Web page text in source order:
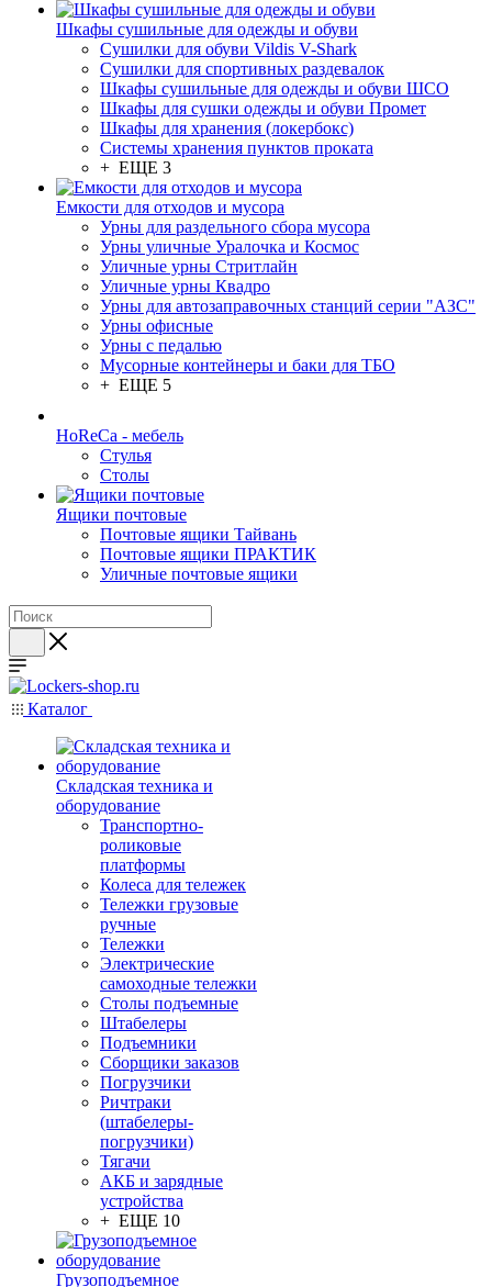
Шкафы сушильные для одежды и обуви
Сушилки для обуви Vildis V-Shark
Сушилки для спортивных раздевалок
Шкафы сушильные для одежды и обуви ШСО
Шкафы для сушки одежды и обуви Промет
Шкафы для хранения (локербокс)
Системы хранения пунктов проката
+ ЕЩЕ 3
Емкости для отходов и мусора
Урны для раздельного сбора мусора
Урны уличные Уралочка и Космос
Уличные урны Стритлайн
Уличные урны Квадро
Урны для автозаправочных станций серии "АЗС"
Урны офисные
Урны с педалью
Мусорные контейнеры и баки для ТБО
+ ЕЩЕ 5
HoReCa - мебель
Стулья
Столы
Ящики почтовые
Почтовые ящики Тайвань
Почтовые ящики ПРАКТИК
Уличные почтовые ящики
Каталог
Складская техника и
оборудование
Транспортно-
роликовые
платформы
Колеса для тележек
Тележки грузовые
ручные
Тележки
Электрические
самоходные тележки
Столы подъемные
Штабелеры
Подъемники
Сборщики заказов
Погрузчики
Ричтраки
(штабелеры-
погрузчики)
Тягачи
АКБ и зарядные
устройства
+ ЕЩЕ 10
Грузоподъемное